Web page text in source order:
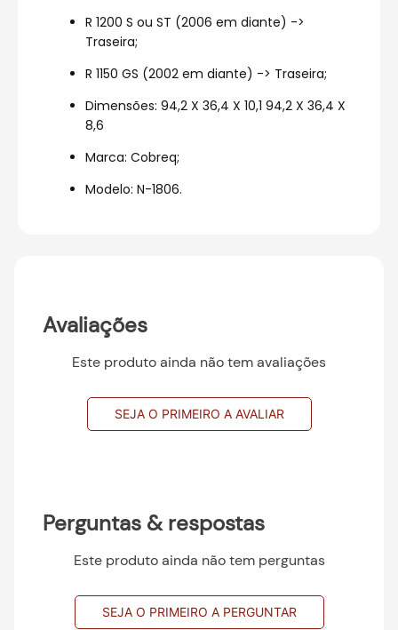
R 1200 S ou ST (2006 em diante) ->
Traseira;
R 1150 GS (2002 em diante) -> Traseira;
Dimensões: 94,2 X 36,4 X 10,1 94,2 X 36,4 X
8,6
Marca: Cobreq;
Modelo: N-1806.
Avaliações
Este produto ainda não tem avaliações
SEJA O PRIMEIRO A AVALIAR
Perguntas & respostas
Este produto ainda não tem perguntas
SEJA O PRIMEIRO A PERGUNTAR